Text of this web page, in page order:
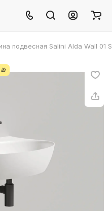
подвесная Salini Alda Wall 01